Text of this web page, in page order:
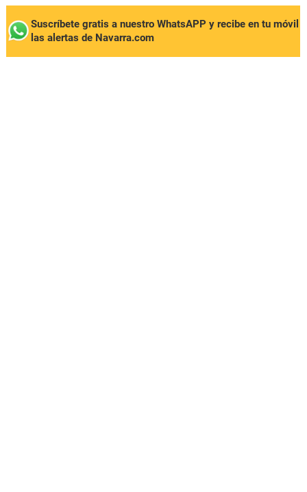
Suscríbete gratis a nuestro WhatsAPP y recibe en tu móvil
las alertas de Navarra.com